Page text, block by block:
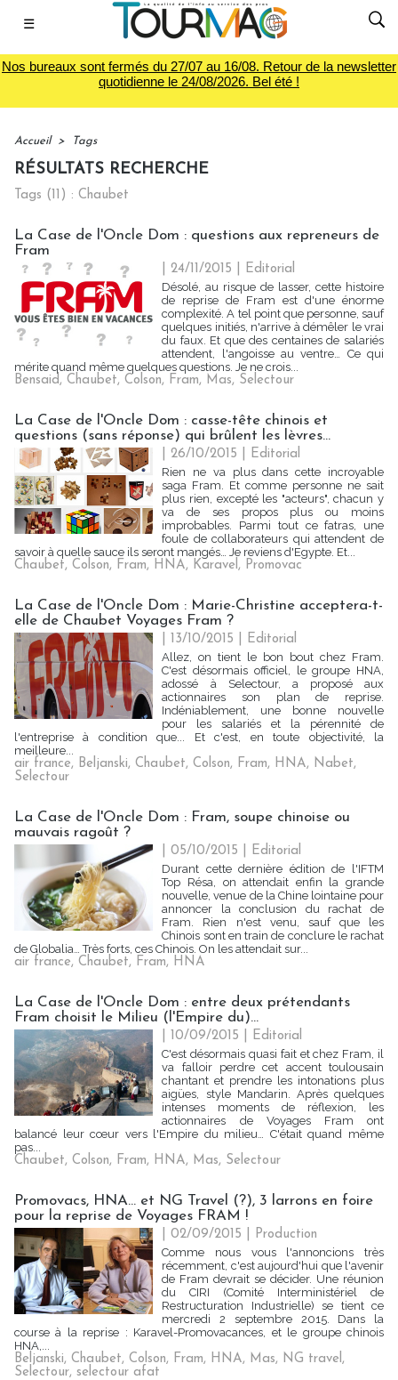
☰
Nos bureaux sont fermés du 27/07 au 16/08. Retour de la newsletter
quotidienne le 24/08/2026. Bel été !
Accueil > Tags
RÉSULTATS RECHERCHE
Tags (11) : Chaubet
La Case de l'Oncle Dom : questions aux repreneurs de
Fram
| 24/11/2015
Editorial
Désolé, au risque de lasser, cette histoire
de reprise de Fram est d'une énorme
complexité. A tel point que personne, sauf
quelques initiés, n'arrive à démêler le vrai
du faux. Et que des centaines de salariés
attendent, l'angoisse au ventre… Ce qui
mérite quand même quelques questions. Je ne crois...
Bensaid, Chaubet, Colson, Fram, Mas, Selectour
La Case de l'Oncle Dom : casse-tête chinois et
questions (sans réponse) qui brûlent les lèvres...
| 26/10/2015
Editorial
Rien ne va plus dans cette incroyable
saga Fram. Et comme personne ne sait
plus rien, excepté les "acteurs", chacun y
va de ses propos plus ou moins
improbables. Parmi tout ce fatras, une
foule de collaborateurs qui attendent de
savoir à quelle sauce ils seront mangés… Je reviens d'Egypte. Et...
Chaubet, Colson, Fram, HNA, Karavel, Promovac
La Case de l'Oncle Dom : Marie-Christine acceptera-t-
elle de Chaubet Voyages Fram ?
| 13/10/2015
Editorial
Allez, on tient le bon bout chez Fram.
C'est désormais officiel, le groupe HNA,
adossé à Selectour, a proposé aux
actionnaires son plan de reprise.
Indéniablement, une bonne nouvelle
pour les salariés et la pérennité de
l'entreprise à condition que... Et c'est, en toute objectivité, la
meilleure...
air france, Beljanski, Chaubet, Colson, Fram, HNA, Nabet,
Selectour
La Case de l'Oncle Dom : Fram, soupe chinoise ou
mauvais ragoût ?
| 05/10/2015
Editorial
Durant cette dernière édition de l'IFTM
Top Résa, on attendait enfin la grande
nouvelle, venue de la Chine lointaine pour
annoncer la conclusion du rachat de
Fram. Rien n'est venu, sauf que les
Chinois sont en train de conclure le rachat
de Globalia… Très forts, ces Chinois. On les attendait sur...
air france, Chaubet, Fram, HNA
La Case de l'Oncle Dom : entre deux prétendants
Fram choisit le Milieu (l'Empire du)...
| 10/09/2015
Editorial
C'est désormais quasi fait et chez Fram, il
va falloir perdre cet accent toulousain
chantant et prendre les intonations plus
aigües, style Mandarin. Après quelques
intenses moments de réflexion, les
actionnaires de Voyages Fram ont
balancé leur cœur vers l'Empire du milieu… C'était quand même
pas...
Chaubet, Colson, Fram, HNA, Mas, Selectour
Promovacs, HNA... et NG Travel (?), 3 larrons en foire
pour la reprise de Voyages FRAM !
| 02/09/2015
Production
Comme nous vous l'annoncions très
récemment, c'est aujourd'hui que l'avenir
de Fram devrait se décider. Une réunion
du CIRI (Comité Interministériel de
Restructuration Industrielle) se tient ce
mercredi 2 septembre 2015. Dans la
course à la reprise : Karavel-Promovacances, et le groupe chinois
HNA,...
Beljanski, Chaubet, Colson, Fram, HNA, Mas, NG travel,
Selectour, selectour afat